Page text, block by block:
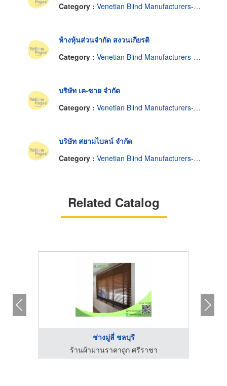
Category : Venetian Blind Manufacturers-Wholesale
ห้างหุ้นส่วนจำกัด สงวนเกียรติ
Category : Venetian Blind Manufacturers-Wholesale
บริษัท เค-ซาย จำกัด
Category : Venetian Blind Manufacturers-Wholesale
บริษัท สยามไบลน์ จำกัด
Category : Venetian Blind Manufacturers-Wholesale
Related Catalog
ช่างมู่ลี่ ชลบุรี
ร้านผ้าม่านราคาถูก ศรีราชา